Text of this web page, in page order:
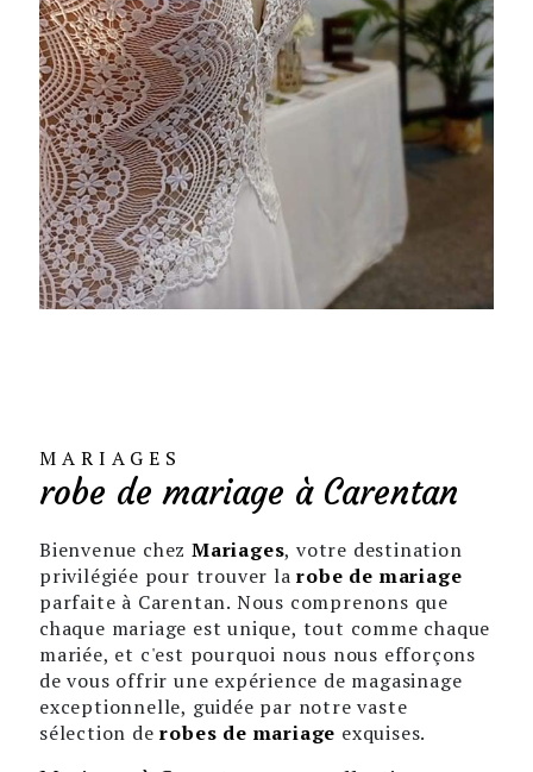
MARIAGES
robe de mariage à Carentan
Bienvenue chez Mariages, votre destination
privilégiée pour trouver larobe de mariage
parfaite à Carentan. Nous comprenons que
chaque mariage est unique, tout comme chaque
mariée, et c'est pourquoi nous nous efforçons
de vous offrir une expérience de magasinage
exceptionnelle, guidée par notre vaste
sélection derobes de mariage exquises.